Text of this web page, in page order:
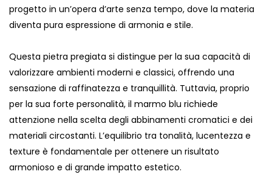
progetto in un’opera d’arte senza tempo, dove la materia
diventa pura espressione di armonia e stile.
Questa pietra pregiata si distingue per la sua capacità di
valorizzare ambienti moderni e classici, offrendo una
sensazione di raffinatezza e tranquillità. Tuttavia, proprio
per la sua forte personalità, il marmo blu richiede
attenzione nella scelta degli abbinamenti cromatici e dei
materiali circostanti. L’equilibrio tra tonalità, lucentezza e
texture è fondamentale per ottenere un risultato
armonioso e di grande impatto estetico.